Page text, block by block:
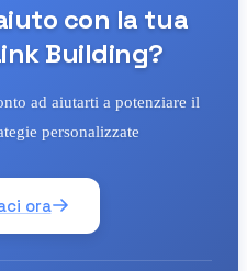
con la tua
Building?
ad aiutarti a potenziare il
personalizzate
ora